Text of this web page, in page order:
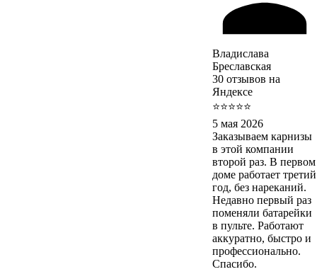
Владислава
Бреславская
30 отзывов на
Яндексе
⭐⭐⭐⭐⭐
5 мая 2026
Заказываем карнизы
в этой компании
второй раз. В первом
доме работает третий
год, без нареканий.
Недавно первый раз
поменяли батарейки
в пульте. Работают
аккуратно, быстро и
профессионально.
Спасибо.